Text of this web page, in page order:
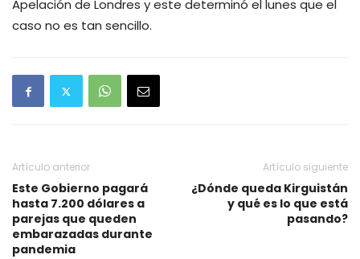
Apelación de Londres y este determinó el lunes que el
caso no es tan sencillo.
Artículo anterior
Este Gobierno pagará
hasta 7.200 dólares a
parejas que queden
embarazadas durante
pandemia
Artículo siguiente
¿Dónde queda Kirguistán
y qué es lo que está
pasando?